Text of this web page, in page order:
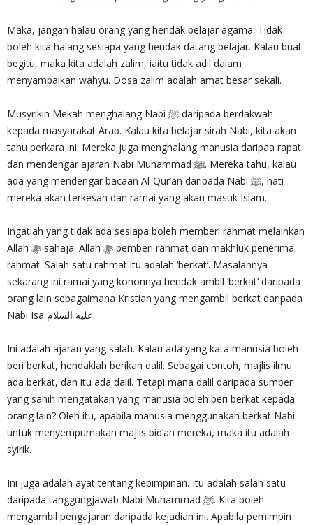
Maka, jangan halau orang yang hendak belajar agama. Tidak
boleh kita halang sesiapa yang hendak datang belajar. Kalau buat
begitu, maka kita adalah zalim, iaitu tidak adil dalam
menyampaikan wahyu. Dosa zalim adalah amat besar sekali.
Musyrikin Mekah menghalang Nabi ﷺ daripada berdakwah
kepada masyarakat Arab. Kalau kita belajar sirah Nabi, kita akan
tahu perkara ini. Mereka juga menghalang manusia daripaa rapat
dan mendengar ajaran Nabi Muhammad ﷺ. Mereka tahu, kalau
ada yang mendengar bacaan Al-Qur’an daripada Nabi ﷺ, hati
mereka akan terkesan dan ramai yang akan masuk Islam.
Ingatlah yang tidak ada sesiapa boleh memberi rahmat melainkan
Allah ‎ﷻ sahaja. Allah ‎ﷻ pemberi rahmat dan makhluk penerima
rahmat. Salah satu rahmat itu adalah ‘berkat’. Masalahnya
sekarang ini ramai yang kononnya hendak ambil ‘berkat’ daripada
orang lain sebagaimana Kristian yang mengambil berkat daripada
Nabi Isa عليه السلام.
Ini adalah ajaran yang salah. Kalau ada yang kata manusia boleh
beri berkat, hendaklah berikan dalil. Sebagai contoh, majlis ilmu
ada berkat, dan itu ada dalil. Tetapi mana dalil daripada sumber
yang sahih mengatakan yang manusia boleh beri berkat kepada
orang lain? Oleh itu, apabila manusia menggunakan berkat Nabi
untuk menyempurnakan majlis bid’ah mereka, maka itu adalah
syirik.
Ini juga adalah ayat tentang kepimpinan. Itu adalah salah satu
daripada tanggungjawab Nabi Muhammad ﷺ. Kita boleh
mengambil pengajaran daripada kejadian ini. Apabila pemimpin